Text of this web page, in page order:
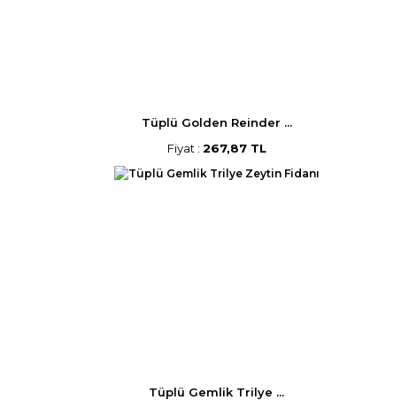
Tüplü Golden Reinder ...
Fiyat : 267,87 TL
Tüplü Gemlik Trilye ...